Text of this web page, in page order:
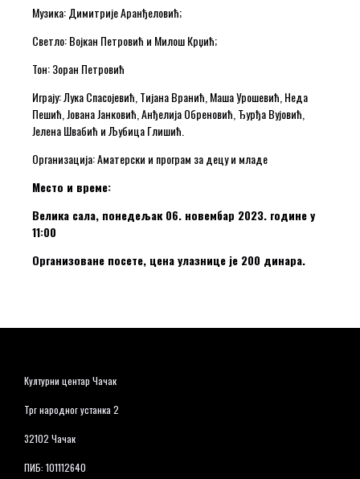
Музика: Димитрије Аранђеловић;
Светло: Војкан Петровић и Милош Крџић;
Тон: Зоран Петровић
Играју: Лука Спасојевић, Тијана Вранић, Маша Урошевић, Неда
Пешић, Јована Јанковић, Анђелија Обреновић, Ђурђа Вујовић,
Јелена Швабић и Љубица Глишић.
Организација: Аматерски и програм за децу и младе
Место и време:
Велика сала, понедељак 06. новембар 2023. године у
11:00
Организоване посете, цена улазнице је 200 динара.
Културни центар Чачак
Трг народног устанка 2
32102 Чачак
ПИБ: 101112640